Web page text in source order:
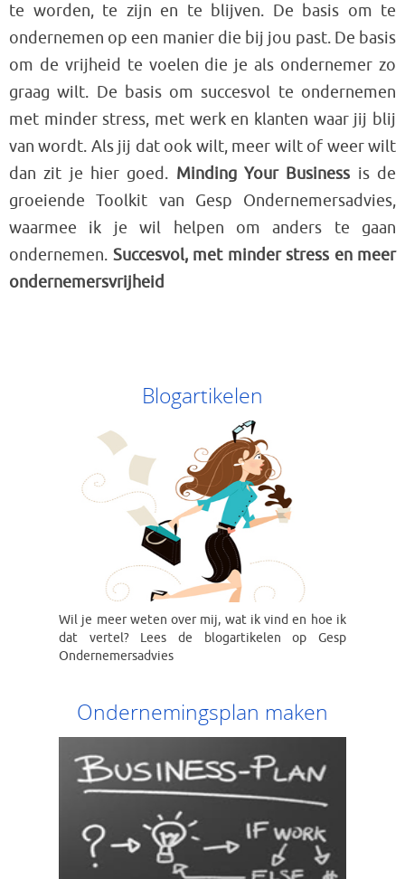
te worden, te zijn en te blijven. De basis om te
ondernemen op een manier die bij jou past. De basis
om de vrijheid te voelen die je als ondernemer zo
graag wilt. De basis om succesvol te ondernemen
met minder stress, met werk en klanten waar jij blij
van wordt. Als jij dat ook wilt, meer wilt of weer wilt
dan zit je hier goed. Minding Your Business is de
groeiende Toolkit van Gesp Ondernemersadvies,
waarmee ik je wil helpen om anders te gaan
ondernemen. Succesvol, met minder stress en meer
ondernemersvrijheid
Blogartikelen
Wil je meer weten over mij, wat ik vind en hoe ik
dat vertel? Lees de blogartikelen op Gesp
Ondernemersadvies
Ondernemingsplan maken